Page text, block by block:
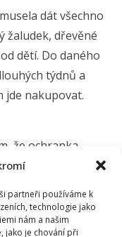
partneři používáme k
technologie jako
nám a našim
jako je chování při
dát všechno
žaludek, dřevěné
dětí. Do daného
týdnů a
jde nakupovat.
že ochranka
zaslala nám
a dětičky